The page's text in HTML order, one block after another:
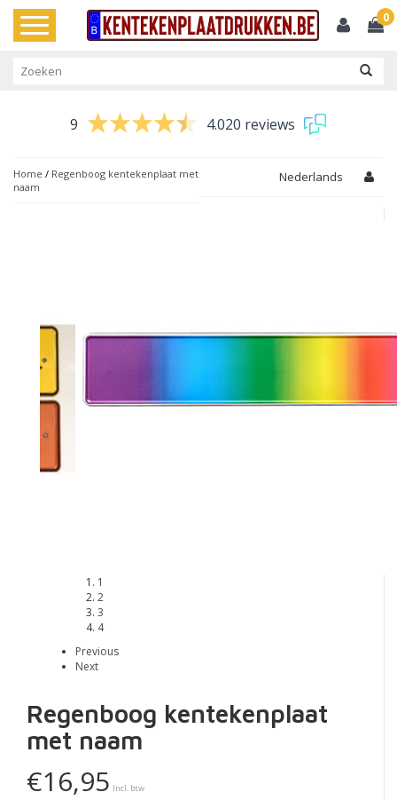
Toggle
navigation
0
9 4.020 reviews
Home / Regenboog kentekenplaat met
naam
Nederlands
1
2
3
4
Previous
Next
Regenboog kentekenplaat
met naam
€16,95 Incl. btw